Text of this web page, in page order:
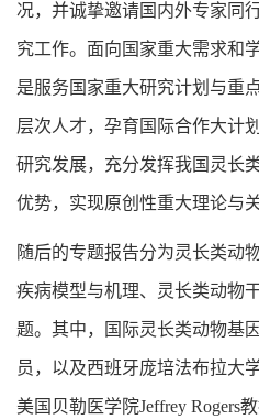
况，并诚挚邀请国内外专家同
究工作。面向国家重大需求和
是服务国家重大研究计划与重
层次人才，孕育国际合作大计
研究发展，充分发挥我国灵长
优势，实现原创性重大理论与
随后的专题报告分为灵长类动
疾病模型与机理、灵长类动物
题。 其中， 国际灵长类动物基
员，以及西班牙庞培法布拉大
美国贝勒医学院Jeffrey Rogers教